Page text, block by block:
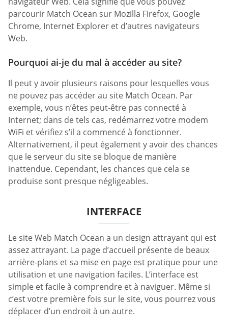
parcourir Match Ocean sur Mozilla Firefox, Google
Chrome, Internet Explorer et d’autres navigateurs
Web.
Pourquoi ai-je du mal à accéder au site?
Il peut y avoir plusieurs raisons pour lesquelles vous
ne pouvez pas accéder au site Match Ocean. Par
exemple, vous n’êtes peut-être pas connecté à
Internet; dans de tels cas, redémarrez votre modem
WiFi et vérifiez s’il a commencé à fonctionner.
Alternativement, il peut également y avoir des chances
que le serveur du site se bloque de manière
inattendue. Cependant, les chances que cela se
produise sont presque négligeables.
INTERFACE
Le site Web Match Ocean a un design attrayant qui est
assez attrayant. La page d’accueil présente de beaux
arrière-plans et sa mise en page est pratique pour une
utilisation et une navigation faciles. L’interface est
simple et facile à comprendre et à naviguer. Même si
c’est votre première fois sur le site, vous pourrez vous
déplacer d’un endroit à un autre.